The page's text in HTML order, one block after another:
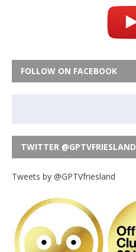
FOLLOW ON FACEBOOK
TWITTER @GPTVFRIESLAND
Tweets by @GPTVfriesland